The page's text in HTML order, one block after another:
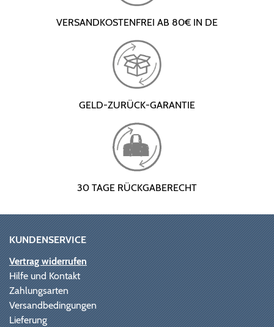
VERSANDKOSTENFREI AB 80€ IN DE
GELD-ZURÜCK-GARANTIE
30 TAGE RÜCKGABERECHT
KUNDENSERVICE
Vertrag widerrufen
Hilfe und Kontakt
Zahlungsarten
Versandbedingungen
Lieferung